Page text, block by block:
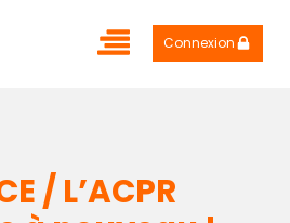
Connexion
/ L’ACPR